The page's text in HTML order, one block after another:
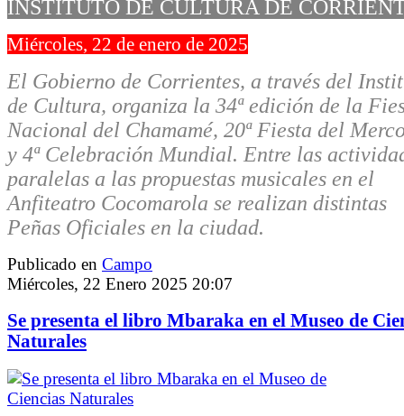
INSTITUTO DE CULTURA DE
Miércoles, 22 de enero de 2025
El Gobierno de Corrientes, a través del
de Cultura, organiza la 34ª edición de la
Nacional del Chamamé, 20ª Fiesta del
y 4ª Celebración Mundial. Entre las
paralelas a las propuestas musicales en el
Anfiteatro Cocomarola se realizan distintas
Peñas Oficiales en la ciudad.
Publicado en Campo
Miércoles, 22 Enero 2025 20:07
Se presenta el libro Mbaraka en el Museo de
Naturales